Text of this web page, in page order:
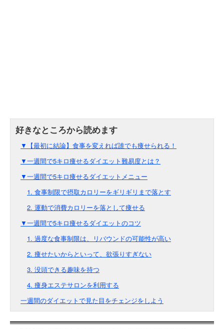
▼【最初に結論】食事を変えれば誰でも痩せられる！
▼一週間で5キロ痩せるダイエット難易度とは？
▼一週間で5キロ痩せるダイエットメニュー
1. 食事制限で摂取カロリーをギリギリまで落とす
2. 運動で消費カロリーを落として痩せる
▼一週間で5キロ痩せるダイエットのコツ
1. 過度な食事制限は、リバウンドの可能性が高い
2. 痩せたいからといって、欲張りすぎない
3. 没頭できる趣味を持つ
4. 痩身エステサロンを利用する
一週間のダイエットで見た目をチェンジをしよう